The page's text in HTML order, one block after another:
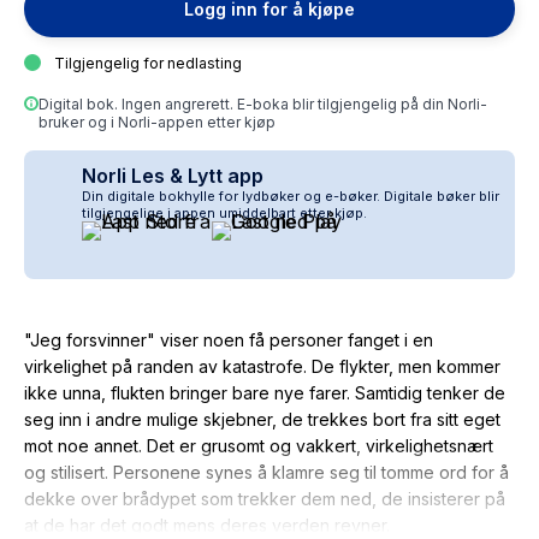
Logg inn for å kjøpe
Tilgjengelig for nedlasting
Digital bok. Ingen angrerett. E-boka blir tilgjengelig på din Norli-
bruker og i Norli-appen etter kjøp
Norli Les & Lytt app
Din digitale bokhylle for lydbøker og e-bøker. Digitale bøker blir
tilgjengelige i appen umiddelbart etter kjøp.
"Jeg forsvinner" viser noen få personer fanget i en
virkelighet på randen av katastrofe. De flykter, men kommer
ikke unna, flukten bringer bare nye farer. Samtidig tenker de
seg inn i andre mulige skjebner, de trekkes bort fra sitt eget
mot noe annet. Det er grusomt og vakkert, virkelighetsnært
og stilisert. Personene synes å klamre seg til tomme ord for å
dekke over brådypet som trekker dem ned, de insisterer på
at de har det godt mens deres verden revner.